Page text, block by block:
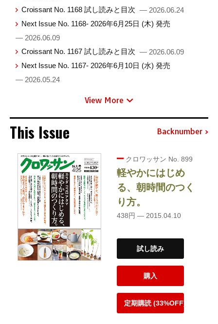
Croissant No. 1168 試し読みと目次 — 2026.06.24
Next Issue No. 1168- 2026年6月25日 (木) 発売
— 2026.06.09
Croissant No. 1167 試し読みと目次 — 2026.06.09
Next Issue No. 1167- 2026年6月10日 (水) 発売
— 2026.05.24
View More
This Issue Backnumber
クロワッサン No. 899
軽やかにはじめ
る、朝時間のつく
り方。
438円 — 2015.04.10
試し読み
購入
定期購読 (33%OFF)